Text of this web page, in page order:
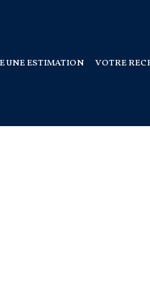
UNE ESTIMATION VOTRE